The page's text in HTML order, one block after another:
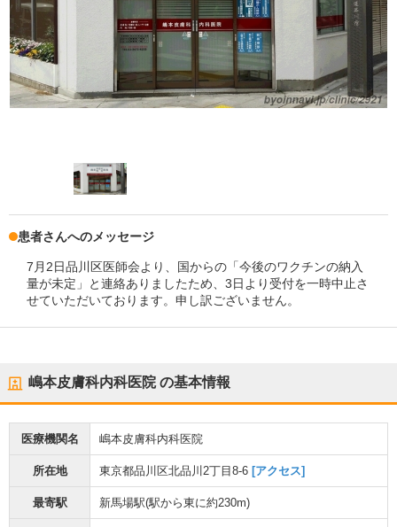
患者さんへのメッセージ
7月2日品川区医師会より、国からの「今後のワクチンの納入
量が未定」と連絡ありましたため、3日より受付を一時中止さ
せていただいております。申し訳ございません。
嶋本皮膚科内科医院の基本情報
医療機関名 嶋本皮膚科内科医院
所在地 東京都品川区北品川2丁目8-6 [アクセス]
最寄駅 新馬場駅(駅から東に約230m)